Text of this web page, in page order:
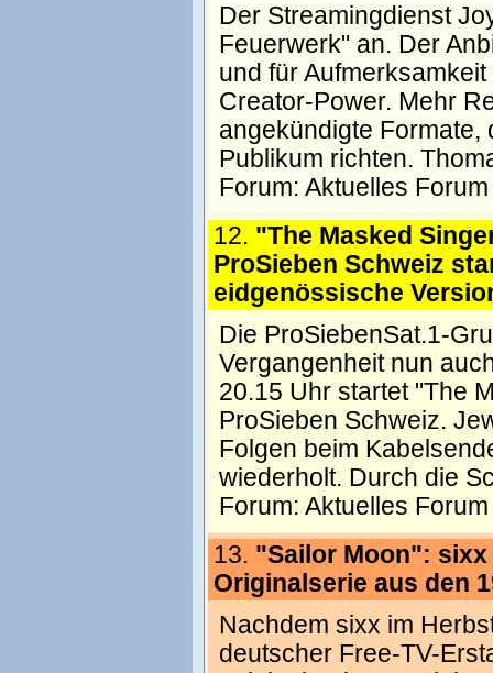
Der Streamingdienst
Feuerwerk" an. Der
und für
Creator-Power. Mehr
angekündigte Formate,
Publikum richten.
Forum: Aktuelles Forum
12. "The Masked
ProSieben Schweiz
eidgenössische
Die ProSiebenSat.1-
Vergangenheit nun
20.15 Uhr startet "The
ProSieben Schweiz.
Folgen beim
wiederholt. Durch die
Forum: Aktuelles Forum
13. "Sailor Moon":
Originalserie aus den
Nachdem sixx im
deutscher Free-TV-